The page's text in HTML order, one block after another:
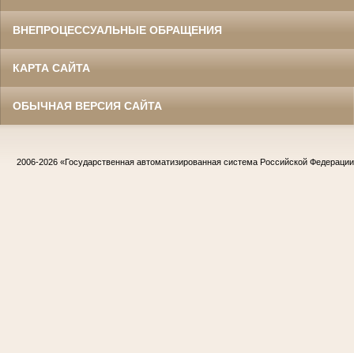
ВНЕПРОЦЕССУАЛЬНЫЕ ОБРАЩЕНИЯ
КАРТА САЙТА
ОБЫЧНАЯ ВЕРСИЯ САЙТА
2006-2026 «Государственная автоматизированная система Российской